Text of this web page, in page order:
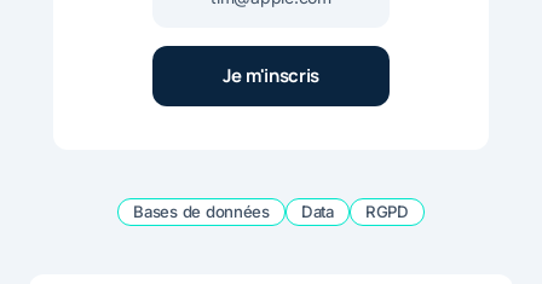
Bases de données Data RGPD